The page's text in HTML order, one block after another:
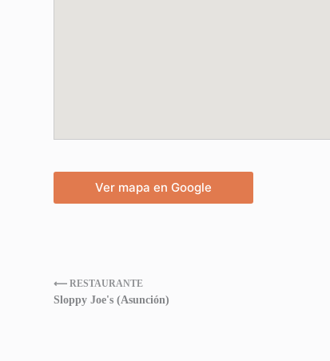
Ver mapa en Google
⟵ RESTAURANTE
Sloppy Joe's (Asunción)